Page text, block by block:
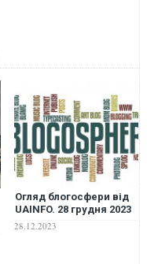
Огляд блогосфери від
UAINFO. 28 грудня 2023
28.12.2023